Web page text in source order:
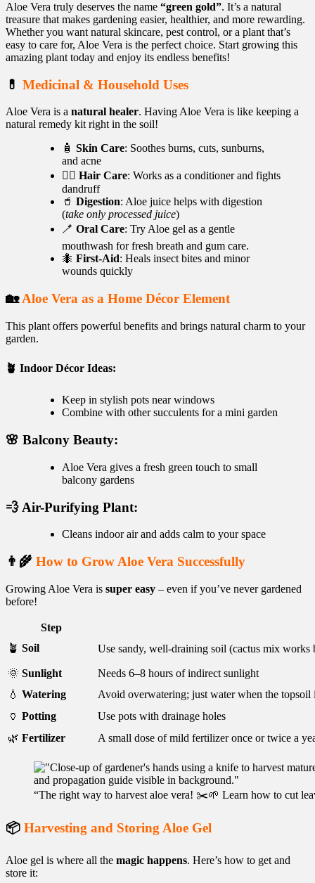
Aloe Vera truly deserves the name “green gold”. It’s a natural
treasure that makes gardening easier, healthier, and more rewarding.
Whether you want natural skincare, pest control, or a plant that’s
easy to care for, Aloe Vera is the perfect choice. Start growing this
amazing plant today and enjoy its endless benefits!
💊 Medicinal & Household Uses
Aloe Vera is a natural healer. Having Aloe Vera is like keeping a
natural remedy kit right in the soil!
🧴 Skin Care: Soothes burns, cuts, sunburns,
and acne
💇‍♀️ Hair Care: Works as a conditioner and fights
dandruff
🥤 Digestion: Aloe juice helps with digestion
(take only processed juice)
🪥 Oral Care: Try Aloe gel as a gentle
mouthwash for fresh breath and gum care.
🐜 First-Aid: Heals insect bites and minor
wounds quickly
🏡Aloe Vera as a Home Décor Element
This plant offers powerful benefits and brings natural charm to your
garden.
🪴 Indoor Décor Ideas:
Keep in stylish pots near windows
Combine with other succulents for a mini garden
🌸 Balcony Beauty:
Aloe Vera gives a fresh green touch to small
balcony gardens
💨 Air-Purifying Plant:
Cleans indoor air and adds calm to your space
👨‍🌾 How to Grow Aloe Vera Successfully
Growing Aloe Vera is super easy – even if you’ve never gardened
before!
Step
🪴 Soil Use sandy, well-draining soil (cactus mix works
🌞 Sunlight
Needs 6–8 hours of indirect sunlight
💧 Watering
Avoid overwatering; just water when the
🏺 Potting
Use pots with drainage holes
🌿 Fertilizer A small dose of mild fertilizer once or twice a
“The right way to harvest aloe vera! ✂️🌱 Learn how to cut
📦 Harvesting and Storing Aloe Gel
Aloe gel is where all the magic happens. Here’s how to get and
store it: